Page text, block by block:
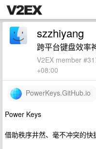
szzhiyang
跨平台键盘效率
V2EX member
+08:00
PowerKeys.GitHub.io
Power Keys
借助秩序井然、毫不冲突的快